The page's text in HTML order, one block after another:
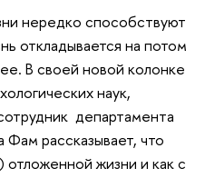
нередко способствуют
откладывается на потом
В своей новой колонке
наук,
департамента
рассказывает, что
жизни и как с